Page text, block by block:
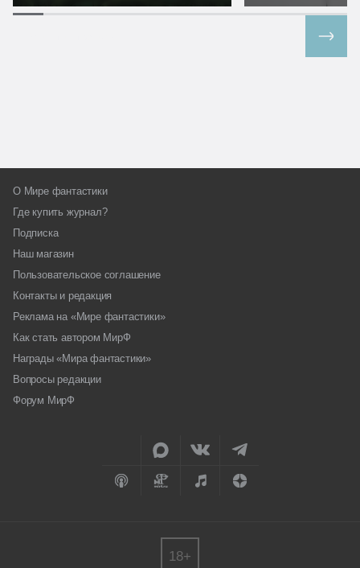
О Мире фантастики
Где купить журнал?
Подписка
Наш магазин
Пользовательское соглашение
Контакты и редакция
Реклама на «Мире фантастики»
Как стать автором МирФ
Награды «Мира фантастики»
Вопросы редакции
Форум МирФ
18+